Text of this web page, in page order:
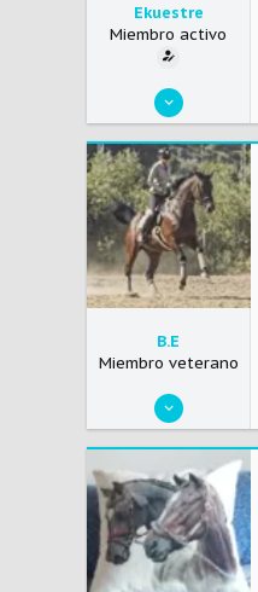
Ekuestre
Miembro activo
1 Agosto 2020
53
15
3
B.E
Miembro veterano
17 Abril 2020
2.697
1.491
113